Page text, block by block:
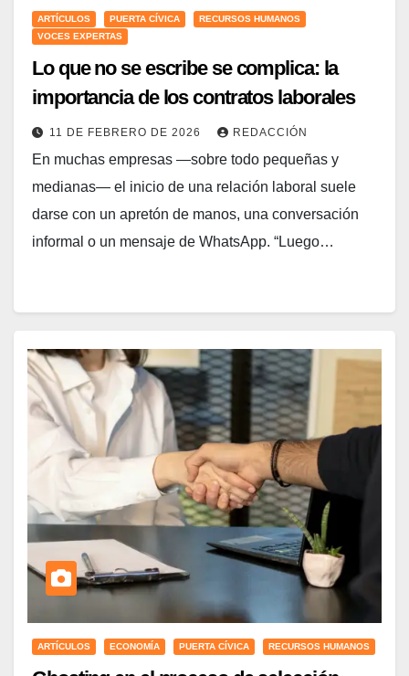
ARTÍCULOS PUERTA CÍVICA
RECURSOS HUMANOS
VOCES EXPERTAS
Lo que no se escribe se complica: la
importancia de los contratos laborales
11 DE FEBRERO DE 2026 REDACCIÓN
En muchas empresas —sobre todo pequeñas y
medianas— el inicio de una relación laboral suele
darse con un apretón de manos, una conversación
informal o un mensaje de WhatsApp. “Luego…
ARTÍCULOS ECONOMÍA PUERTA CÍVICA RECURSOS HUMANOS